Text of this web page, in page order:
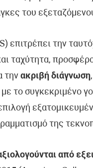
του
επιτρέπει την
ταχύτητα,
την ακριβή διάγνωση
το συγκεκριμένο
της
από